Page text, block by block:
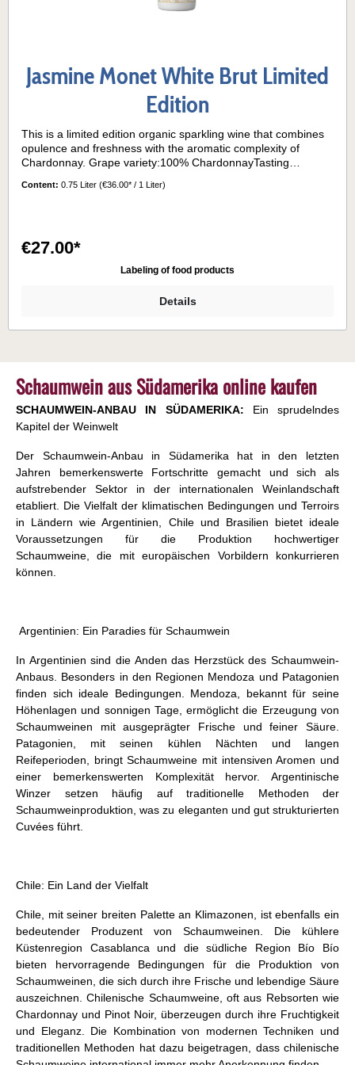
Jasmine Monet White Brut Limited
Edition
This is a limited edition organic sparkling wine that combines
opulence and freshness with the aromatic complexity of
Chardonnay. Grape variety:100% ChardonnayTasting
persistent, with fine and delicate bubbles.The nose offers
persistent fruity notes.Serving temperature:5 - 7° C
Content: 0.75 Liter (€36.00* / 1 Liter)
€27.00*
Labeling of food products
Details
Schaumwein aus Südamerika online kaufen
SCHAUMWEIN-ANBAU IN SÜDAMERIKA: Ein sprudelndes
Kapitel der Weinwelt
Der Schaumwein-Anbau in Südamerika hat in den letzten
Jahren bemerkenswerte Fortschritte gemacht und sich als
aufstrebender Sektor in der internationalen Weinlandschaft
etabliert. Die Vielfalt der klimatischen Bedingungen und Terroirs
in Ländern wie Argentinien, Chile und Brasilien bietet ideale
Voraussetzungen für die Produktion hochwertiger
Schaumweine, die mit europäischen Vorbildern konkurrieren
können.
Argentinien: Ein Paradies für Schaumwein
In Argentinien sind die Anden das Herzstück des Schaumwein-
Anbaus. Besonders in den Regionen Mendoza und Patagonien
finden sich ideale Bedingungen. Mendoza, bekannt für seine
Höhenlagen und sonnigen Tage, ermöglicht die Erzeugung von
Schaumweinen mit ausgeprägter Frische und feiner Säure.
Patagonien, mit seinen kühlen Nächten und langen
Reifeperioden, bringt Schaumweine mit intensiven Aromen und
einer bemerkenswerten Komplexität hervor. Argentinische
Winzer setzen häufig auf traditionelle Methoden der
Schaumweinproduktion, was zu eleganten und gut strukturierten
Cuvées führt.
Chile: Ein Land der Vielfalt
Chile, mit seiner breiten Palette an Klimazonen, ist ebenfalls ein
bedeutender Produzent von Schaumweinen. Die kühlere
Küstenregion Casablanca und die südliche Region Bío Bío
bieten hervorragende Bedingungen für die Produktion von
Schaumweinen, die sich durch ihre Frische und lebendige Säure
auszeichnen. Chilenische Schaumweine, oft aus Rebsorten wie
Chardonnay und Pinot Noir, überzeugen durch ihre Fruchtigkeit
und Eleganz. Die Kombination von modernen Techniken und
traditionellen Methoden hat dazu beigetragen, dass chilenische